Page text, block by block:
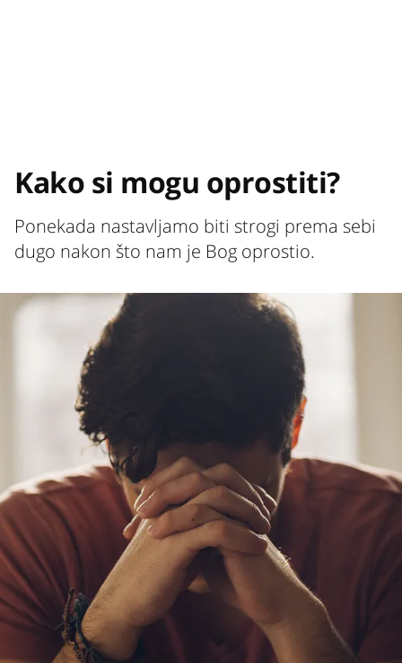
Kako si mogu oprostiti?
Ponekada nastavljamo biti strogi prema sebi
dugo nakon što nam je Bog oprostio.